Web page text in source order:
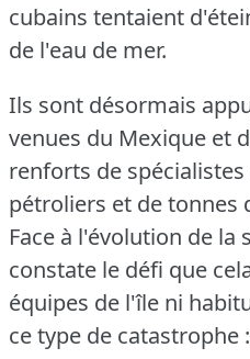
cubains tentaient
de l'eau de mer.
Ils sont désormais
venues du Mexique et
renforts de
pétroliers et de tonnes
Face à l'évolution de la
constate le défi que
équipes de l'île ni
ce type de catastrophe